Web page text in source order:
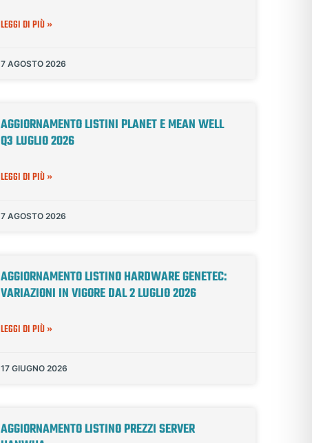
LEGGI DI PIÙ »
7 AGOSTO 2026
AGGIORNAMENTO LISTINI PLANET E MEAN WELL
Q3 LUGLIO 2026
LEGGI DI PIÙ »
7 AGOSTO 2026
AGGIORNAMENTO LISTINO HARDWARE GENETEC:
VARIAZIONI IN VIGORE DAL 2 LUGLIO 2026
LEGGI DI PIÙ »
17 GIUGNO 2026
AGGIORNAMENTO LISTINO PREZZI SERVER